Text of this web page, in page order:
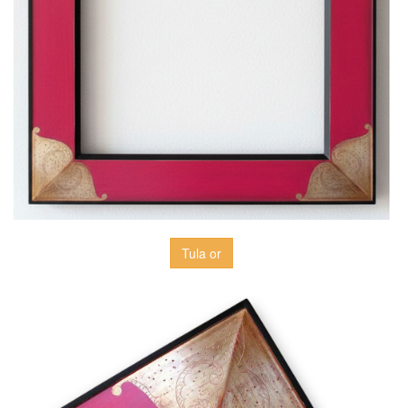
Tula or